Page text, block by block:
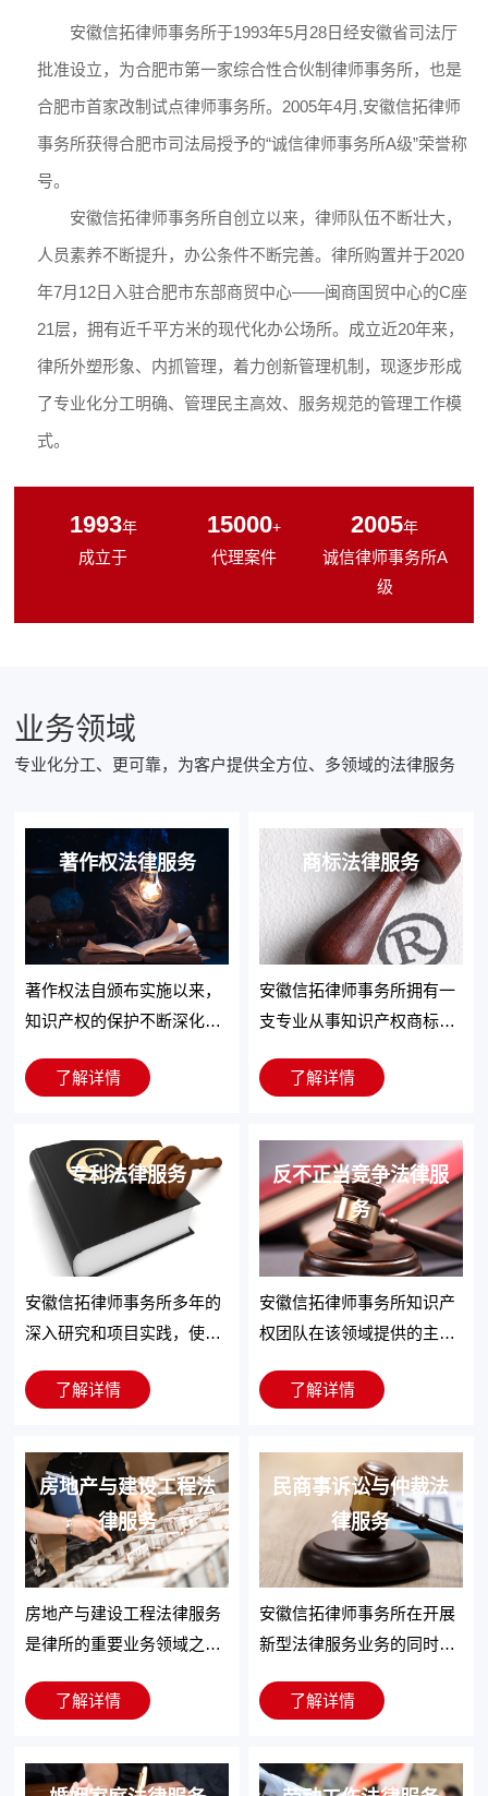
安徽信拓律师事务所于1993年5月28日经安徽省司法厅
批准设立，为合肥市第一家综合性合伙制律师事务所，也是
合肥市首家改制试点律师事务所。2005年4月,安徽信拓律师
事务所获得合肥市司法局授予的“诚信律师事务所A级”荣誉称
号。
安徽信拓律师事务所自创立以来，律师队伍不断壮大，
人员素养不断提升，办公条件不断完善。律所购置并于2020
年7月12日入驻合肥市东部商贸中心——闽商国贸中心的C座
21层，拥有近千平方米的现代化办公场所。成立近20年来，
律所外塑形象、内抓管理，着力创新管理机制，现逐步形成
了专业化分工明确、管理民主高效、服务规范的管理工作模
式。
1993年
成立于
15000+
代理案件
2005年
诚信律师事务所A
级
业务领域
专业化分工、更可靠，为客户提供全方位、多领域的法律服务
著作权法律服务
著作权法自颁布实施以来，
知识产权的保护不断深化和
的著作权业务量也随之不断
化、娱乐、体育等领域的企
业客户提供了大量的著作权
法律服务，包括著作权侵权
调查、侵权诉讼、版权费收
取、著作权检索、著作权登
记、著作权撤回及撤销、著
作权转让及变更、合同备
权交易，并在此过程中形成
量，为版权权利方的著作权
业务提供全方位的法律服
务。
拓律师事务所
长期与中国音
作，专注于著作权合同及侵
权相关诉讼，为音集协权利
方提供实现利益最大化的法
律解决方案，成效显著。
了解详情
商标法律服务
安徽信拓律师事务所拥有一
支专业从事知识产权商标业
供商标服务，包括审查、修
文书，对市场与公司展开尽
职调查、侵权调查，就商标
保护策略提供法律方案及可
行性分析，代理国内商标的
注册申请、变更、转让、续
展、许可备案、撤销等事项
及企业客户商标体系搭建、
查询等业务。
徽信拓律师事务所知识产权
可能发生的商标权侵权纠
纷，代理行政及民事诉讼，
发表律师意见、提出解决方
案等。曾代理大量的商标侵
权案件，服务客户涉及有维
沃移动通信有限公司、苏宁
易购集团、天天快递有限公
业。
了解详情
专利法律服务
安徽信拓律师事务所多年的
深入研究和项目实践，使得
了丰富的经验，常年为企业
实用新型和外观设计）、专
利复审、专利答辩及认定无
效、专利体系搭建及组合管
理、专利有效性评估、专利
行政代理及专利侵权诉讼
等，逐步形成了体系化、高
效化、标准化的服务模式。
了解详情
反不正当竞争法律服
务
安徽信拓律师事务所知识产
权团队在该领域提供的主要
反不正当竞争相关的调查；
为，为客户提供咨询以及解
决方案；为行业协会、商会
等客户在反不正当竞争法律
环境下正确行使职能提供法
律建议；代理反不正当竞争
诉讼案件等。
了解详情
房地产与建设工程法
律服务
房地产与建设工程法律服务
是律所的重要业务领域之
供专业的房地产、建设工程
代理，一直以来，我们的律
了解详情
民商事诉讼与仲裁法
律服务
安徽信拓律师事务所在开展
新型法律服务业务的同时，
决民商事纠纷案件的能力，
纠纷、担保纠纷、 台作纠
了解详情